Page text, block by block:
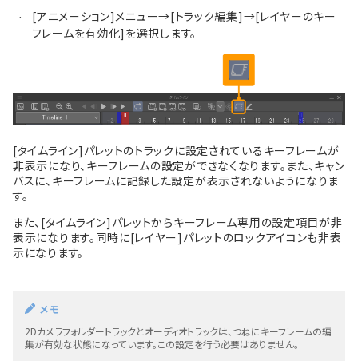
·
[アニメーション]メニュー→[トラック編集]→[レイヤーのキー
フレームを有効化]を選択します。
[タイムライン]パレットのトラックに設定されているキーフレームが
非表示になり、キーフレームの設定ができなくなります。また、キャン
バスに、キーフレームに記録した設定が表示されないようになりま
す。
また、[タイムライン]パレットからキーフレーム専用の設定項目が非
表示になります。同時に[レイヤー]パレットのロックアイコンも非表
示になります。
メモ
2Dカメラフォルダートラックとオーディオトラックは、つねにキーフレームの編
集が有効な状態になっています。この設定を行う必要はありません。